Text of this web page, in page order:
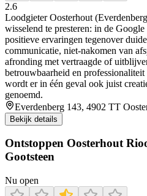
2.6
Loodgieter Oosterhout
wisselend te presteren: in de Google
positieve ervaringen tegenover
communicatie, niet-nakomen van
afronding met vertraagde of
betrouwbaarheid en
wordt er in één geval ook juist
genoemd.
Everdenberg 143, 4902 TT
Bekijk details
Ontstoppen Oosterhout
Gootsteen
Nu open